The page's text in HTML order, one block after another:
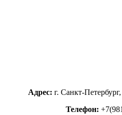
Адрес: г. Санкт-
Телефон: